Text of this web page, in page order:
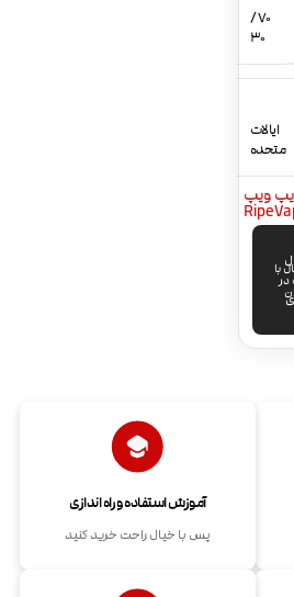
70 /
30
ایالات
متحده
ویپ
با
در
آموزش استفاده و راه اندازی
پس با خیال راحت خرید کنید